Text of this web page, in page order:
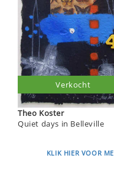
Theo Koster
Quiet days in Belleville
Verkocht
KLIK HIER VOOR